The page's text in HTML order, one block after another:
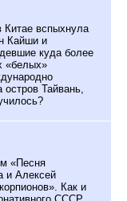
Китае вспыхнула
Кайши и
куда более
«белых»
остров Тайвань,
«Песня
и Алексей
Как и